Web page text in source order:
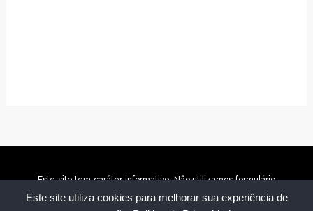
Este site utiliza cookies para melhorar sua experiência de
Este site tem caráter informativo. Não utilizamos formulário
para coletar dado pessoal. Não representamos e não
temos relação com nenhuma empresa ou programa citado